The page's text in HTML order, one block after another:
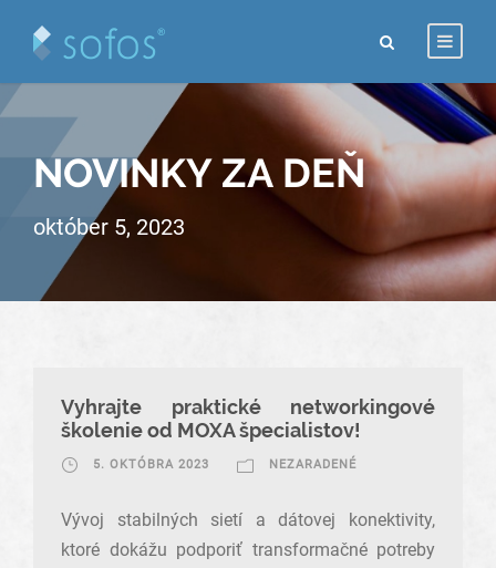
NOVINKY ZA DEŇ
október 5, 2023
Vyhrajte praktické networkingové
školenie od MOXA špecialistov!
5. OKTÓBRA 2023 NEZARADENÉ
Vývoj stabilných sietí a dátovej konektivity,
ktoré dokážu podporiť transformačné potreby